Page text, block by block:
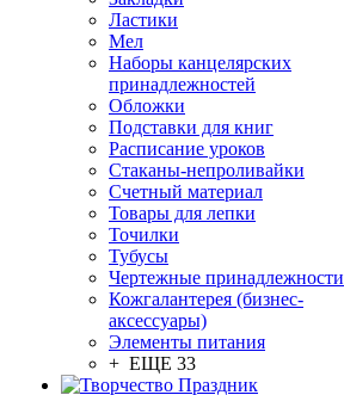
Ластики
Мел
Наборы канцелярских
принадлежностей
Обложки
Подставки для книг
Расписание уроков
Стаканы-непроливайки
Счетный материал
Товары для лепки
Точилки
Тубусы
Чертежные принадлежности
Кожгалантерея (бизнес-
аксессуары)
Элементы питания
+ ЕЩЕ 33